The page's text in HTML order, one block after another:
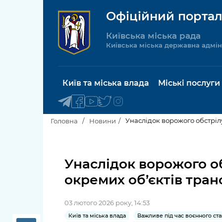
Офіційний
Київська міська рада
Київська міська державна
Київ та міська влада
Київська міська рада
Керівництво КМДА
Міські послуги
послуги
Пільги,
Паспорт,
Головна Новини Унаслідок ворожого
Унаслідок ворожого
окремих об’єктів
03 лютого 2026 року, 14:53
Київ та міська влада Важливе під час воєнного